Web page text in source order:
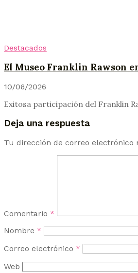
Destacados
El Museo Franklin Rawson
10/06/2026
Exitosa participación del Franklin
Deja una respuesta
Tu dirección de correo electrónico
Comentario *
Nombre *
Correo electrónico *
Web